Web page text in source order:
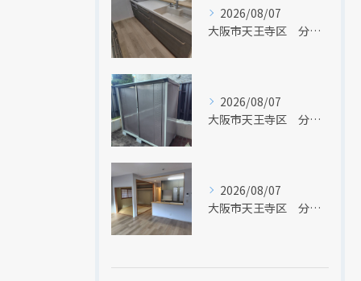
2026/08/07
大阪市天王寺区 分譲マンションのフルリフォーム工事④ キッチンリフォーム
2026/08/07
大阪市天王寺区 分譲マンションのフルリフォーム工事⑥ 庭に物置設置
2026/08/07
大阪市天王寺区 分譲マンションのフルリフォーム工事② ＬＤＫと和室
現在、新聞に入っている折込チラシです。
現在、新聞に入っている折込チラシです。